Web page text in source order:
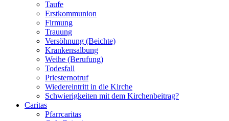
Taufe
Erstkommunion
Firmung
Trauung
Versöhnung (Beichte)
Krankensalbung
Weihe (Berufung)
Todesfall
Priesternotruf
Wiedereintritt in die Kirche
Schwierigkeiten mit dem Kirchenbeitrag?
Caritas
Pfarrcaritas